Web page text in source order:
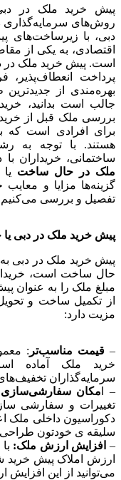
پیش خرید ملک در
روش‌های سرمایه‌گذاری
دبی، با زیرساخت‌های
اقتصادی، به یکی از
است. پیش خرید ملک در
پرداخت
بهره‌مندی از
جالب است بدانید،
بررسی ملک قبل از
برای افرادی است که
هستند. با توجه به
ساختمانی، خریداران
ملک در حال ساخت یا
گزینه‌ها مزایا و
تفصیل و بررسی
پیش خرید ملک در دبی یا
پیش خرید ملک در دبی
حال ساخت است،
مبلغ ملک را به عنوان
از تکمیل ساخت و
مزیت دارد:
–قیمت مناسب‌تر :
خرید ملک آماده
سرمایه‌گذاران
– ا مکان سفارشی‌سازی
تغییرات و سفارشی
دکوراسیون داخلی ملک
سلیقه ی خودتون طراحی
– افزایش ارزش ملک:
ارزش املاک پیش خرید
می‌توانید از این